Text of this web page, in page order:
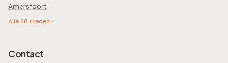
Amersfoort
Alle38 steden
Contact